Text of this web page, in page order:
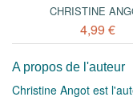
CHRISTINE
4,99 €
A propos de l'auteur
Christine Angot est